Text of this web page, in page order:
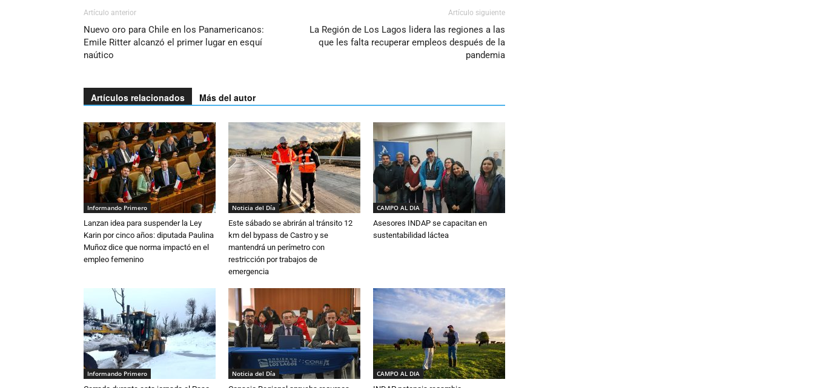
Artículo anterior
Nuevo oro para Chile en los Panamericanos:
Emile Ritter alcanzó el primer lugar en esquí
naútico
Artículo siguiente
La Región de Los Lagos lidera las regiones a las
que les falta recuperar empleos después de la
pandemia
Artículos relacionados Más del autor
Informando Primero
Lanzan idea para suspender la Ley
Karin por cinco años: diputada Paulina
Muñoz dice que norma impactó en el
empleo femenino
Noticia del Día
Este sábado se abrirán al tránsito 12
km del bypass de Castro y se
mantendrá un perímetro con
restricción por trabajos de
emergencia
CAMPO AL DIA
Asesores INDAP se capacitan en
sustentabilidad láctea
Informando Primero Noticia del Día CAMPO AL DIA